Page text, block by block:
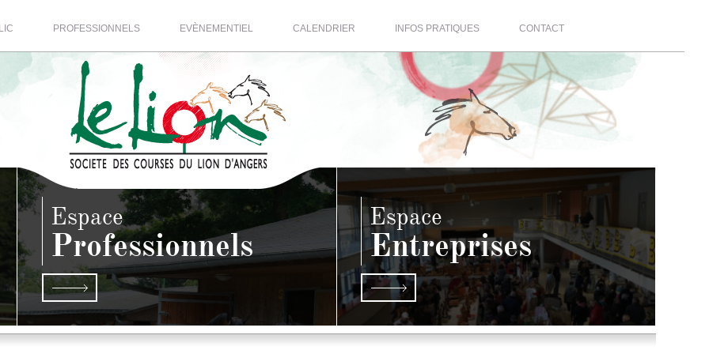
PROFESSIONNELS EVÈNEMENTIEL CALENDRIER INFOS PRATIQUES CONTACT
Espace
Professionnels
Espace
Entreprises